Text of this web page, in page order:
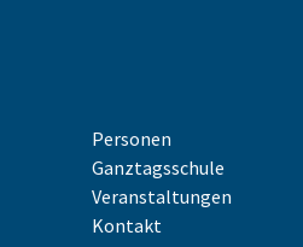
Personen
Ganztagsschule
Veranstaltungen
Kontakt